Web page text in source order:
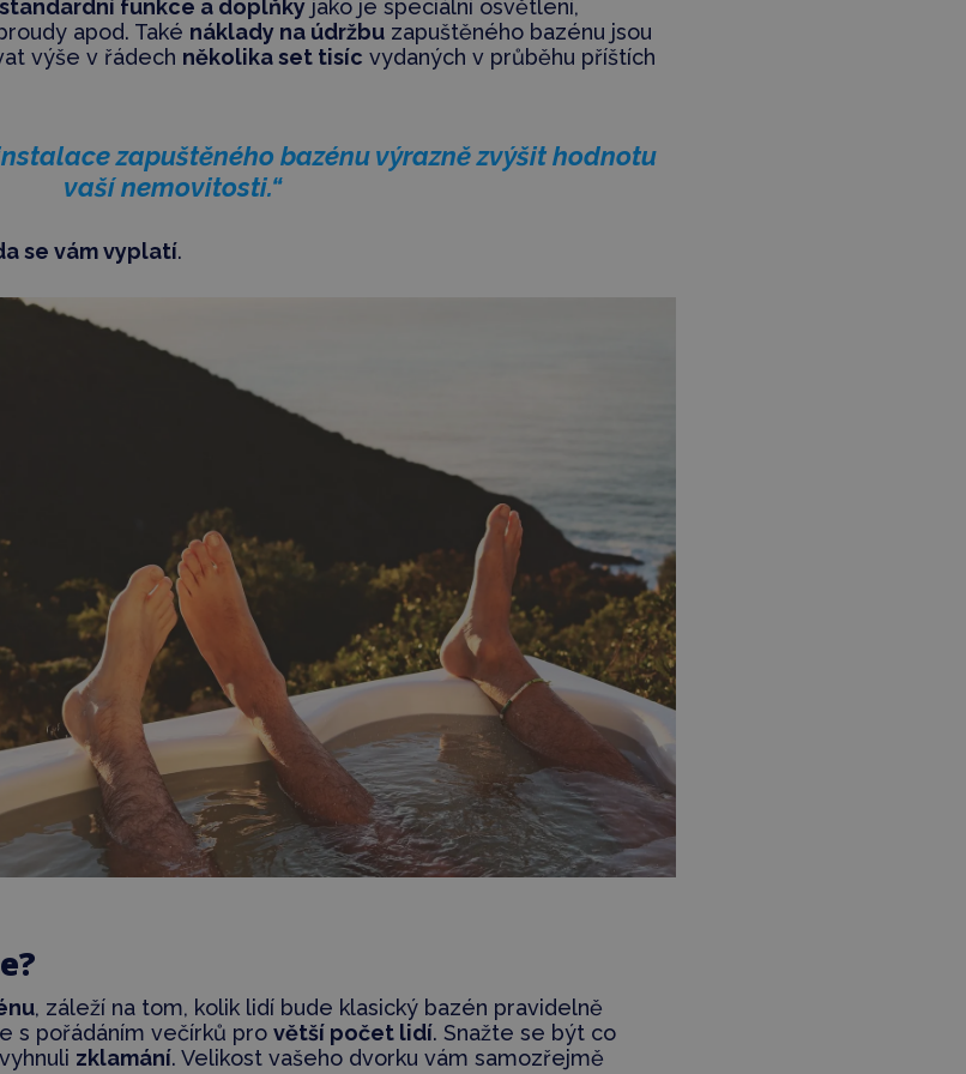
funkce a doplňkyjako je speciální osvětlení,
apod. Také náklady na údržbuzapuštěného bazénu jsou
výše v řádech několika set tisíc vydaných v průběhu příštích
zapuštěného bazénu výrazně zvýšit hodnotu
vaší nemovitosti.“
se vám vyplatí.
, záleží na tom, kolik lidí bude klasický bazén pravidelně
s pořádáním večírků pro větší počet lidí. Snažte se být co
zklamání. Velikost vašeho dvorku vám samozřejmě